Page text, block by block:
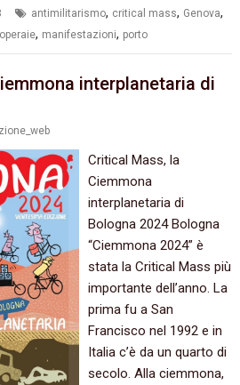
antimilitarismo, critical mass, Genova,
, manifestazioni, porto
interplanetaria di
Critical Mass, la
Ciemmona
interplanetaria di
Bologna 2024 Bologna
“Ciemmona 2024” è
stata la Critical Mass più
importante dell’anno. La
prima fu a San
Francisco nel 1992 e in
Italia c’è da un quarto di
secolo. Alla ciemmona,